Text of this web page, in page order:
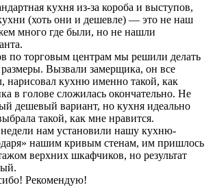
кухня из-за короба и выступов,
(хоть они и дешевле) — это не наш
много где были, но не нашли
по торговым центрам мы решили делать
Вызвали замерщика, он все
нарисовал кухню именно такой, как
в голове сложилась окончательно. Не
дешевый вариант, но кухня идеально
такой, как мне нравится.
нам установили нашу кухню-
нашим кривым стенам, им пришлось
верхних шкафчиков, но результат
Рекомендую!